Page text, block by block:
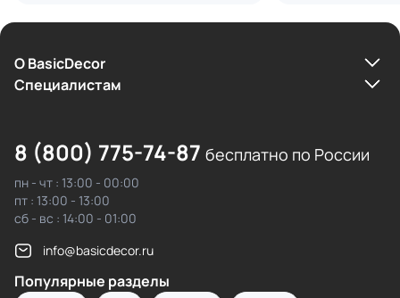
О BasicDecor
Cпециалистам
8 (800) 775-74-87 бесплатно по России
пн - чт : 13:00 - 00:00
пт : 13:00 - 13:00
сб - вс : 14:00 - 01:00
info@basicdecor.ru
Популярные разделы